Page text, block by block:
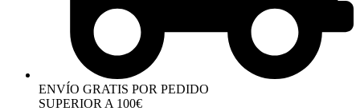
ENVÍO GRATIS POR PEDIDO
SUPERIOR A 100€